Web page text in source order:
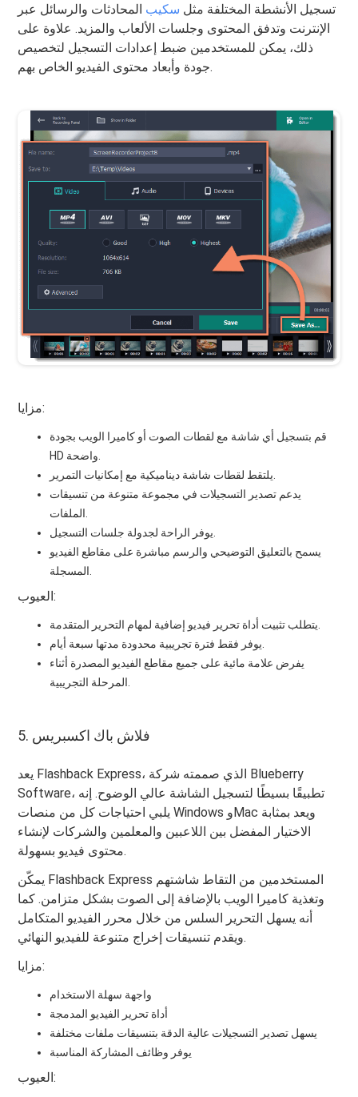
تسجيل الأنشطة المختلفة مثل سكيب المحادثات والرسائل عبر
الإنترنت وتدفق المحتوى وجلسات الألعاب والمزيد. علاوة على
ذلك، يمكن للمستخدمين ضبط إعدادات التسجيل لتخصيص
جودة وأبعاد محتوى الفيديو الخاص بهم.
مزايا:
قم بتسجيل أي شاشة مع لقطات الصوت أو كاميرا الويب بجودة
يدعم تصدير التسجيلات في مجموعة متنوعة من تنسيقات
يسمح بالتعليق التوضيحي والرسم مباشرة على مقاطع الفيديو
العيوب:
يفرض علامة مائية على جميع مقاطع الفيديو المصدرة أثناء
5. فلاش باك اكسبريس
يعد Flashback Express، الذي صممته شركة Blueberry
Software، تطبيقًا بسيطًا لتسجيل الشاشة عالي الوضوح. إنه
يلبي احتياجات كل من منصات Windows وMac ويعد بمثابة
الاختيار المفضل بين اللاعبين والمعلمين والشركات لإنشاء
محتوى فيديو بسهولة.
يمكّن Flashback Express المستخدمين من التقاط شاشتهم
وتغذية كاميرا الويب بالإضافة إلى الصوت بشكل متزامن. كما
أنه يسهل التحرير السلس من خلال محرر الفيديو المتكامل
ويقدم تنسيقات إخراج متنوعة للفيديو النهائي.
مزايا:
واجهة سهلة الاستخدام
أداة تحرير الفيديو المدمجة
يسهل تصدير التسجيلات عالية الدقة بتنسيقات ملفات مختلفة
يوفر وظائف المشاركة المناسبة
العيوب: